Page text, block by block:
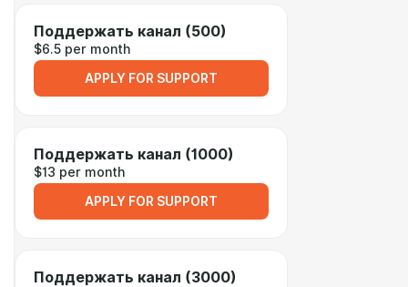
Поддержать канал (500)
$6.5 per month
APPLY FOR SUPPORT
Поддержать канал (1000)
$13 per month
APPLY FOR SUPPORT
Поддержать канал (3000)